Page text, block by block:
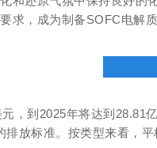
求，成为制备SOFC电解
到2025年将达到28.81
放标准。按类型来看，